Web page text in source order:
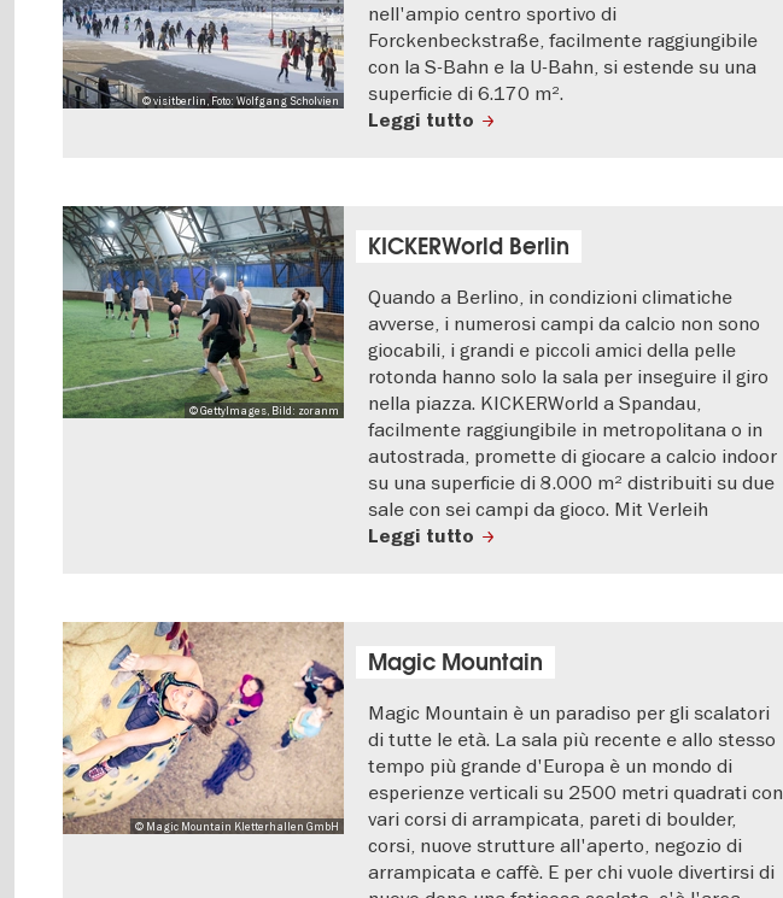
© visitberlin, Foto: Wolfgang Scholvien
nell'ampio centro sportivo di
Forckenbeckstraße, facilmente raggiungibile
con la S-Bahn e la U-Bahn, si estende su una
superficie di 6.170 m².
Leggi tutto
© GettyImages, Bild: zoranm
KICKERWorld Berlin
Quando a Berlino, in condizioni climatiche
avverse, i numerosi campi da calcio non sono
giocabili, i grandi e piccoli amici della pelle
rotonda hanno solo la sala per inseguire il giro
nella piazza. KICKERWorld a Spandau,
facilmente raggiungibile in metropolitana o in
autostrada, promette di giocare a calcio indoor
su una superficie di 8.000 m² distribuiti su due
sale con sei campi da gioco. Mit Verleih
Leggi tutto
© Magic Mountain Kletterhallen GmbH
Magic Mountain
Magic Mountain è un paradiso per gli scalatori
di tutte le età. La sala più recente e allo stesso
tempo più grande d'Europa è un mondo di
esperienze verticali su 2500 metri quadrati con
vari corsi di arrampicata, pareti di boulder,
corsi, nuove strutture all'aperto, negozio di
arrampicata e caffè. E per chi vuole divertirsi di